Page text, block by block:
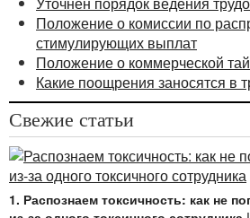
Унифицированная система
распорядительной
приказом директора
и делопроизводству
Республики Беларусь от
(далее —УСОРД);
Рекомендациипо перечню
обязательных для
предпринимателей и
регулировании
с работниками,
Положение о комиссии по
стимулирующих выплат
Положение о коммерческой
Какие поощрения заносятся в
Свежие статьи
1. Распознаем токсичность: как не